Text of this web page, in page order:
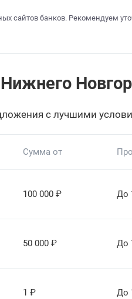
сайтов банков. Рекомендуем
с лучшими
Сумма от
100 000 ₽ До
50 000 ₽ До
1 ₽ До